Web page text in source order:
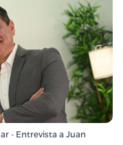
- Entrevista a Juan